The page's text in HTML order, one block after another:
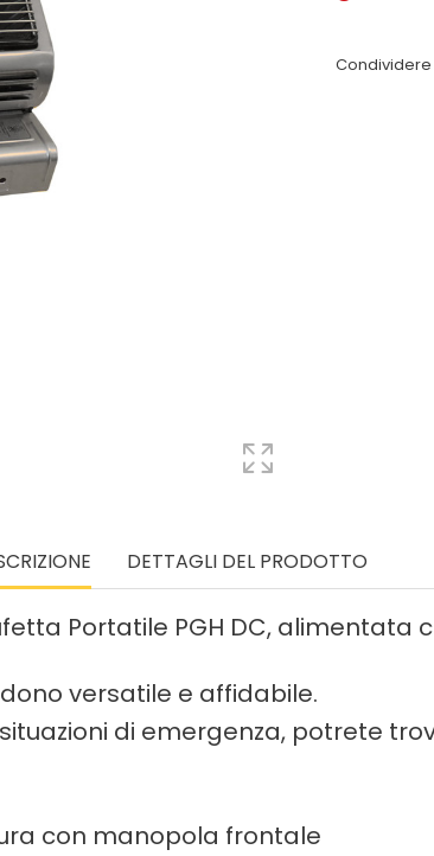
Condividere
DETTAGLI DEL PRODOTTO
Portatile PGH DC, alimentata
versatile e affidabile.
di emergenza, potrete
con manopola frontale